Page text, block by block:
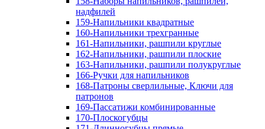
надфилей
159-Напильники квадратные
160-Напильники трехгранные
161-Напильники, рашпили круглые
162-Напильники, рашпили плоские
163-Напильники, рашпили полукруглые
166-Ручки для напильников
168-Патроны сверлильные, Ключи для
патронов
169-Пассатижи комбинированные
170-Плоскогубцы